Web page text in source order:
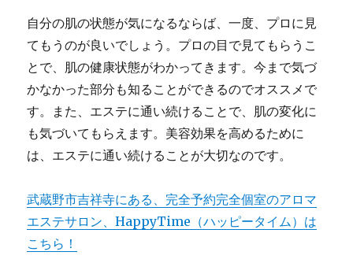
自分の肌の状態が気になるならば、一度、プロに見
てもうのが良いでしょう。プロの目で見てもらうこ
とで、肌の健康状態がわかってきます。今まで気づ
かなかった部分も知ることができるのでオススメで
す。また、エステに通い続けることで、肌の変化に
も気づいてもらえます。美容効果を高めるために
は、エステに通い続けることが大切なのです。
武蔵野市吉祥寺にある、完全予約完全個室のアロマ
エステサロン、HappyTime（ハッピータイム）は
こちら！